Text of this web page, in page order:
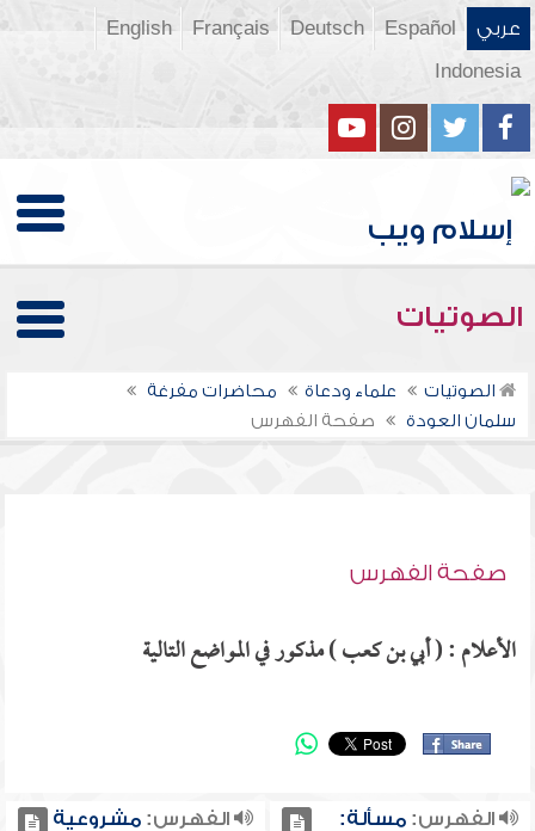
عربي Español
Deutsch
Français
English
Indonesia
الصوتيات
الصوتيات علماء ودعاة
محاضرات مفرغة
سلمان العودة
صفحة الفهرس
صفحة الفهرس
الأعلام : ( أبي بن كعب ) مذكور في المواضع التالية
الفهرس:مسألة:
الفهرس:مشروعية